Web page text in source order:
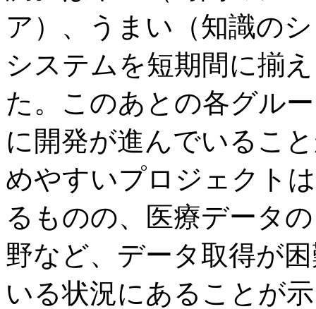
ア）、うまい（知識の
システムを短期間に揃
た。このあとの各グル
に開発が進んでいるこ
めやすいプロジェクト
るものの、医療データ
野など、データ取得が
いる状況にあることが